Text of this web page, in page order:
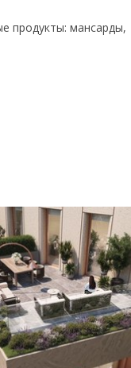
продукты: мансарды,